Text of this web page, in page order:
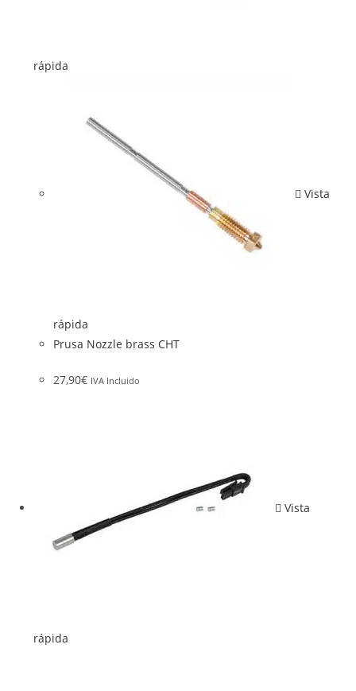
rápida
Vista
rápida
Prusa Nozzle brass CHT
27,90€ IVA Incluido
Vista
rápida